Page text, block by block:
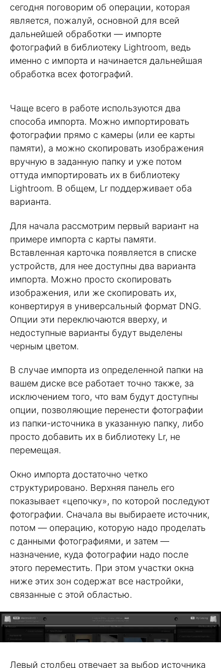
сегодня поговорим об операции, которая
является, пожалуй, основной для всей
дальнейшей обработки — импорте
фотографий в библиотеку Lightroom, ведь
именно с импорта и начинается дальнейшая
обработка всех фотографий.
Чаще всего в работе используются два
способа импорта. Можно импортировать
фотографии прямо с камеры (или ее карты
памяти), а можно скопировать изображения
вручную в заданную папку и уже потом
оттуда импортировать их в библиотеку
Lightroom. В общем, Lr поддерживает оба
варианта.
Для начала рассмотрим первый вариант на
примере импорта с карты памяти.
Вставленная карточка появляется в списке
устройств, для нее доступны два варианта
импорта. Можно просто скопировать
изображения, или же скопировать их,
конвертируя в универсальный формат DNG.
Опции эти переключаются вверху, и
недоступные варианты будут выделены
черным цветом.
В случае импорта из определенной папки на
вашем диске все работает точно также, за
исключением того, что вам будут доступны
опции, позволяющие перенести фотографии
из папки-источника в указанную папку, либо
просто добавить их в библиотеку Lr, не
перемещая.
Окно импорта достаточно четко
структурировано. Верхняя панель его
показывает «цепочку», по которой последуют
фотографии. Сначала вы выбираете источник,
потом — операцию, которую надо проделать
с данными фотографиями, и затем —
назначение, куда фотографии надо после
этого переместить. При этом участки окна
ниже этих зон содержат все настройки,
связанные с этой областью.
Левый столбец отвечает за выбор источника